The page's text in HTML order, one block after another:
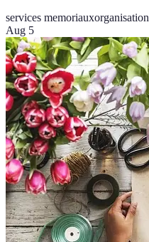
services memoriauxorganisation
Aug 5